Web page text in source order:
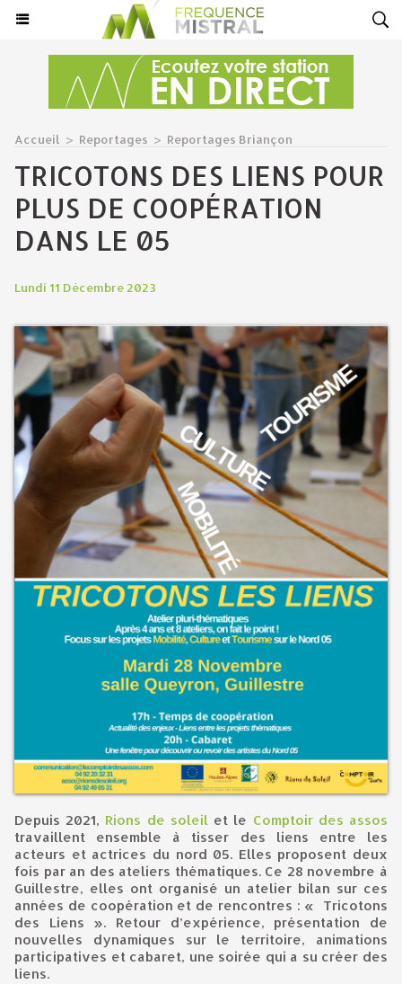
Accueil > Reportages > Reportages Briançon
TRICOTONS DES LIENS POUR
PLUS DE COOPÉRATION
DANS LE 05
Lundi 11 Décembre 2023
Depuis 2021, Rions de soleilet le Comptoir des assos
travaillent ensemble à tisser des liens entre les
acteurs et actrices du nord 05. Elles proposent deux
fois par an des ateliers thématiques. Ce 28 novembre à
Guillestre, elles ont organisé un atelier bilan sur ces
années de coopération et de rencontres : « Tricotons
des Liens ». Retour d’expérience, présentation de
nouvelles dynamiques sur le territoire, animations
participatives et cabaret, une soirée qui a su créer des
liens.